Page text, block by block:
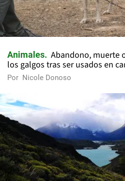
Animales
Abandono, muerte
los galgos tras ser usados en
Por Nicole Donoso